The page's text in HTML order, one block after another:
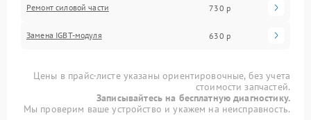
Ремонт силовой части 730 р
Замена IGBT-модуля 630 р
Цены в прайс-листе указаны ориентировочные, без учета
стоимости запчастей.
Записывайтесь на бесплатную диагностику.
Мы проверим ваше устройство и укажем на неисправность.